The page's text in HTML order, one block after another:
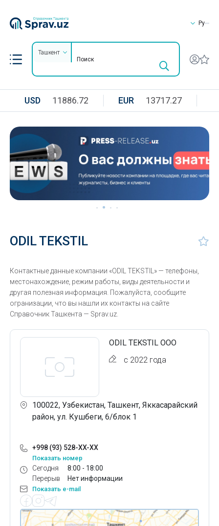
Ру
Ташкент
USD 11886.72 EUR 13717.27
ODIL TEKSTIL
Контактные данные компании «ODIL TEKSTIL» — телефоны,
местонахождение, режим работы, виды деятельности и
другая полезная информация. Пожалуйста, сообщите
огранизации, что вы нашли их контакты на сайте
Справочник Ташкента — Sprav.uz.
ODIL TEKSTIL ООО
с 2022 года
100022, Узбекистан, Ташкент, Яккасарайский
район, ул. Кушбеги, 6/блок 1
+998 (93) 528-XX-XX
Показать номер
Сегодня
Перерыв
8:00 - 18:00
Нет информации
Показать e-mail